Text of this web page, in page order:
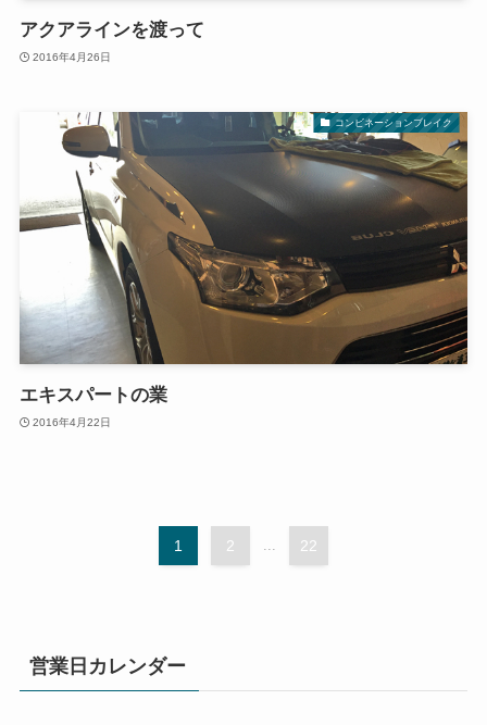
アクアラインを渡って
2016年4月26日
コンビネーションブレイク
エキスパートの業
2016年4月22日
1 2 ... 22
営業日カレンダー